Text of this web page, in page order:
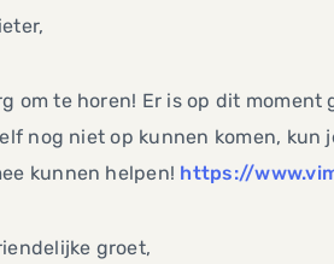
om te horen! Er is op dit
nog niet op kunnen komen, kun
kunnen helpen! https://
groet,